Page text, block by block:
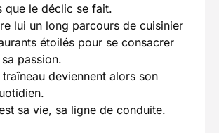
que le déclic se fait.
lui un long parcours de cuisinier
étoilés pour se consacrer
passion.
deviennent alors son
sa vie, sa ligne de conduite.